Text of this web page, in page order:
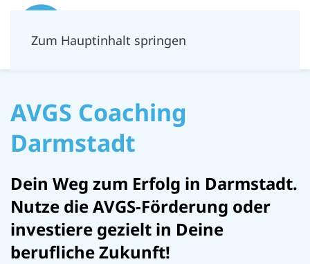
Zum Hauptinhalt springen
AVGS Coaching
Darmstadt
Dein Weg zum Erfolg in Darmstadt.
Nutze die AVGS-Förderung oder
investiere gezielt in Deine
berufliche Zukunft!